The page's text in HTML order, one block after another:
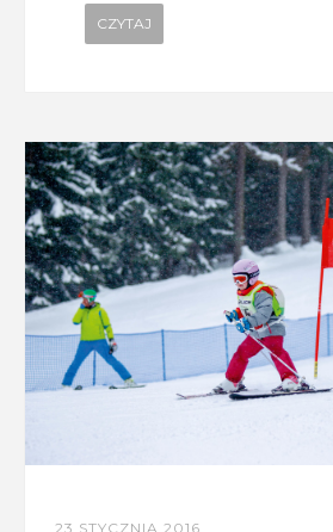
CZYTAJ
23 STYCZNIA 2016